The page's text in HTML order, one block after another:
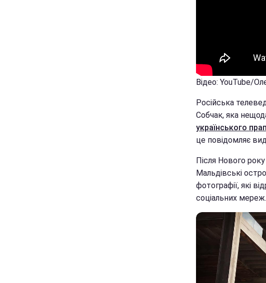
Відео: YouTube/
Російська
Собчак, яка
українського
це повідомляє
Після Нового
Мальдівські
фотографії, які
соціальних мереж.